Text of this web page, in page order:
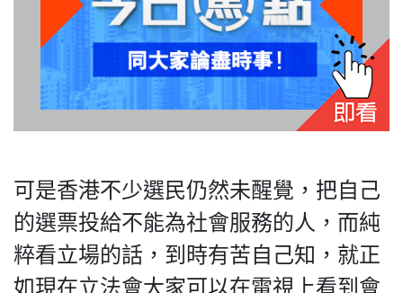
可是香港不少選民仍然未醒覺，把自己
的選票投給不能為社會服務的人，而純
粹看立場的話，到時有苦自己知，就正
如現在立法會大家可以在電視上看到會